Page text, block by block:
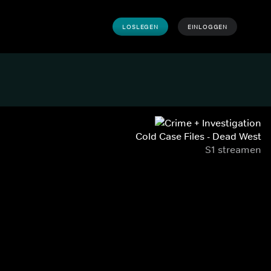
LOSLEGEN EINLOGGEN
Cold Case Files - Dead West
S1 streamen